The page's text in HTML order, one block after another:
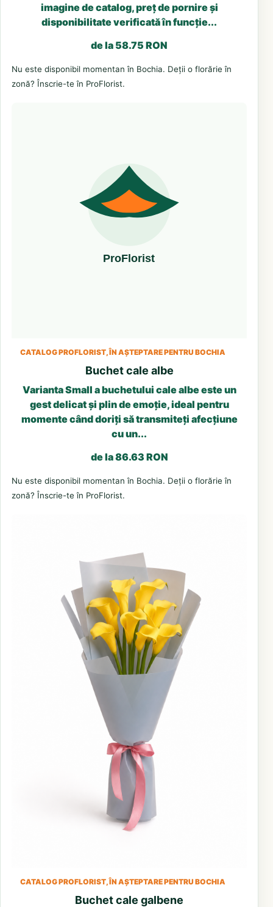
imagine de catalog, preț de pornire și
disponibilitate verificată în funcție...
de la 58.75 RON
Nu este disponibil momentan în Bochia. Deții o florărie în
zonă? Înscrie-te în ProFlorist.
CATALOG PROFLORIST, ÎN AȘTEPTARE PENTRU BOCHIA
Buchet cale albe
Varianta Small a buchetului cale albe este un
gest delicat și plin de emoție, ideal pentru
momente când doriți să transmiteți afecțiune
cu un...
de la 86.63 RON
Nu este disponibil momentan în Bochia. Deții o florărie în
zonă? Înscrie-te în ProFlorist.
CATALOG PROFLORIST, ÎN AȘTEPTARE PENTRU BOCHIA
Buchet cale galbene